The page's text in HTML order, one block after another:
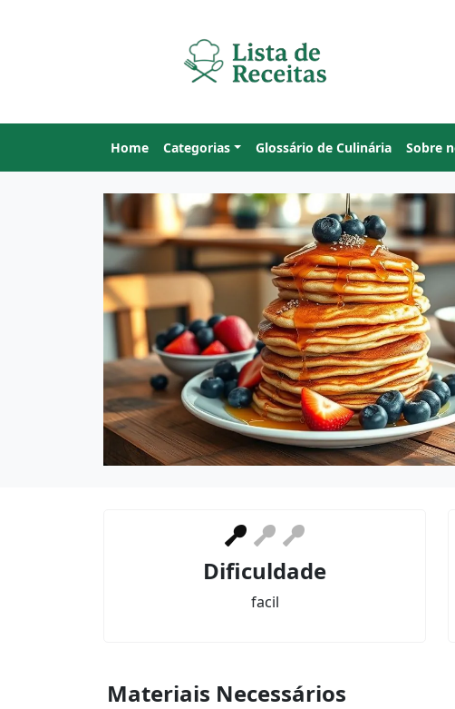
Home Categorias Glossário de Culinária Sobre
Dificuldade
facil
Materiais Necessários